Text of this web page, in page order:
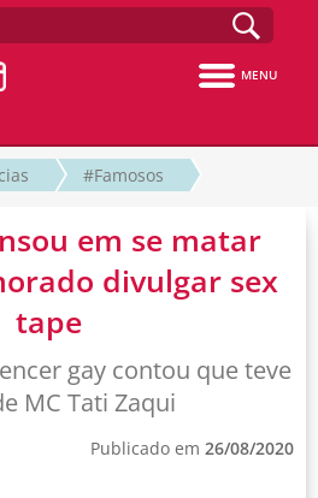
MENU
#Famosos
em se matar
divulgar sex
tape
gay contou que teve
MC Tati Zaqui
Publicado em 26/08/2020